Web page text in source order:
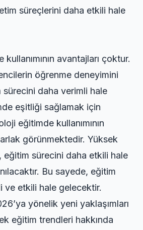
süreçlerini daha etkili hale
avantajları çoktur.
öğrenme deneyimini
daha verimli hale
eşitliği sağlamak için
eğitimde kullanımının
görünmektedir. Yüksek
eğitim sürecini daha etkili hale
Bu sayede, eğitim
ve etkili hale gelecektir.
yönelik yeni yaklaşımları
eğitim trendleri hakkında